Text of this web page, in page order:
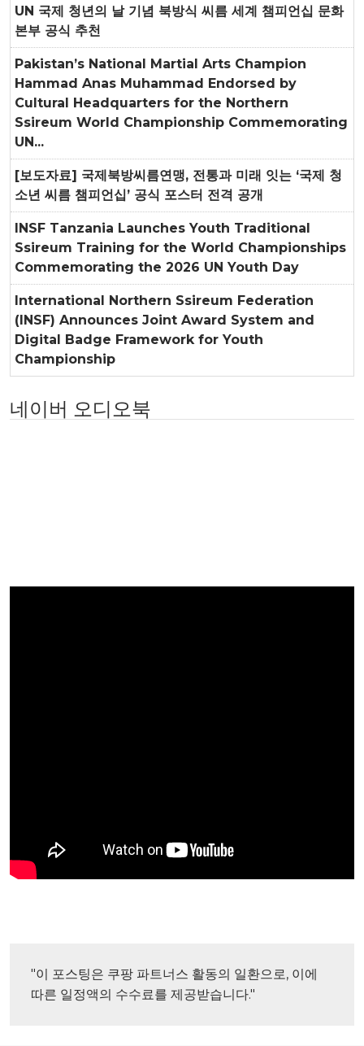
UN 국제 청년의 날 기념 북방식 씨름 세계 챔피언십 문화
본부 공식 추천
Pakistan’s National Martial Arts Champion
Hammad Anas Muhammad Endorsed by
Cultural Headquarters for the Northern
Ssireum World Championship Commemorating
UN...
[보도자료] 국제북방씨름연맹, 전통과 미래 잇는 ‘국제 청
소년 씨름 챔피언십’ 공식 포스터 전격 공개
INSF Tanzania Launches Youth Traditional
Ssireum Training for the World Championships
Commemorating the 2026 UN Youth Day
International Northern Ssireum Federation
(INSF) Announces Joint Award System and
Digital Badge Framework for Youth
Championship
네이버 오디오북
"이 포스팅은 쿠팡 파트너스 활동의 일환으로, 이에
따른 일정액의 수수료를 제공받습니다."